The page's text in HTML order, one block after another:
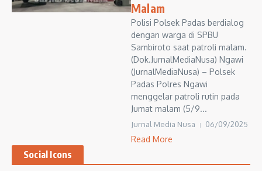
Malam
Polisi Polsek Padas berdialog
dengan warga di SPBU
Sambiroto saat patroli malam.
(Dok.JurnalMediaNusa) Ngawi
(JurnalMediaNusa) – Polsek
Padas Polres Ngawi
menggelar patroli rutin pada
Jumat malam (5/9...
Jurnal Media Nusa 06/09/2025
Read More
Social Icons